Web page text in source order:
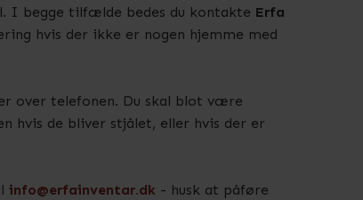
I begge tilfælde bedes du kontakte Erfa
hvis der ikke er nogen hjemme med
over telefonen. Du skal blot være
hvis de bliver stjålet, eller hvis der er
info@erfainventar.dk - husk at påføre